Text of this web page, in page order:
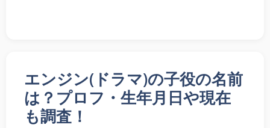
エンジン(ドラマ)の子役の名前
は？プロフ・生年月日や現在
も調査！